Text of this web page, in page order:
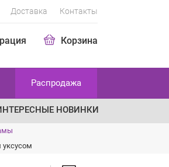
Доставка Контакты
Корзина
Распродажа
НОВИНКИ